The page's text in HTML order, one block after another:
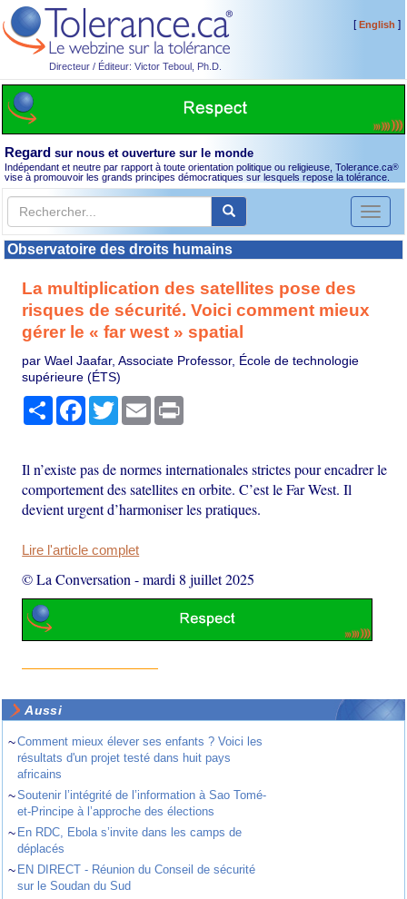
Directeur / Éditeur: Victor Teboul, Ph.D.
[English ]
Regard sur nous et ouverture sur le monde
Indépendant et neutre par rapport à toute orientation politique ou religieuse, Tolerance.ca®
vise à promouvoir les grands principes démocratiques sur lesquels repose la tolérance.
Toggle
Observatoire des droits humains
La multiplication des satellites pose des
risques de sécurité. Voici comment mieux
gérer le « far west » spatial
par Wael Jaafar, Associate Professor, École de technologie
supérieure (ÉTS)
PartagerFacebook
TwitterEmail
Il n’existe pas de normes internationales strictes pour encadrer le
comportement des satellites en orbite. C’est le Far West. Il
devient urgent d’harmoniser les pratiques.
Lire l'article complet
© La Conversation -mardi 8 juillet 2025
Aussi
~Comment mieux élever ses enfants ? Voici les
résultats d'un projet testé dans huit pays
africains
~Soutenir l’intégrité de l’information à Sao Tomé-
et-Principe à l’approche des élections
~ En RDC, Ebola s’invite dans les camps de
déplacés
~ EN DIRECT - Réunion du Conseil de sécurité
sur le Soudan du Sud